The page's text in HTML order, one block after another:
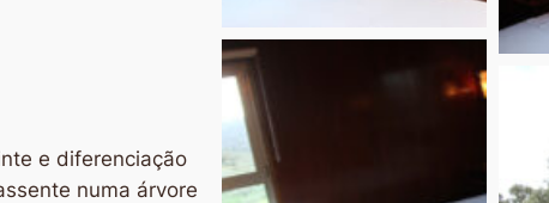
e diferenciação
numa árvore